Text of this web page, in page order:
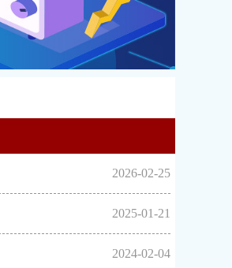
2026-02-25
2025-01-21
2024-02-04